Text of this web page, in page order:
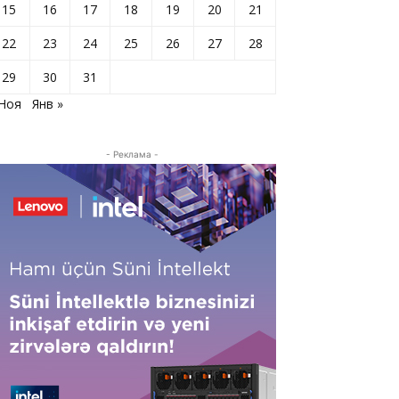
15 16 17 18 19 20
21
22
23 24 25 26 27
28
29
30
31
Янв »
- Реклама -